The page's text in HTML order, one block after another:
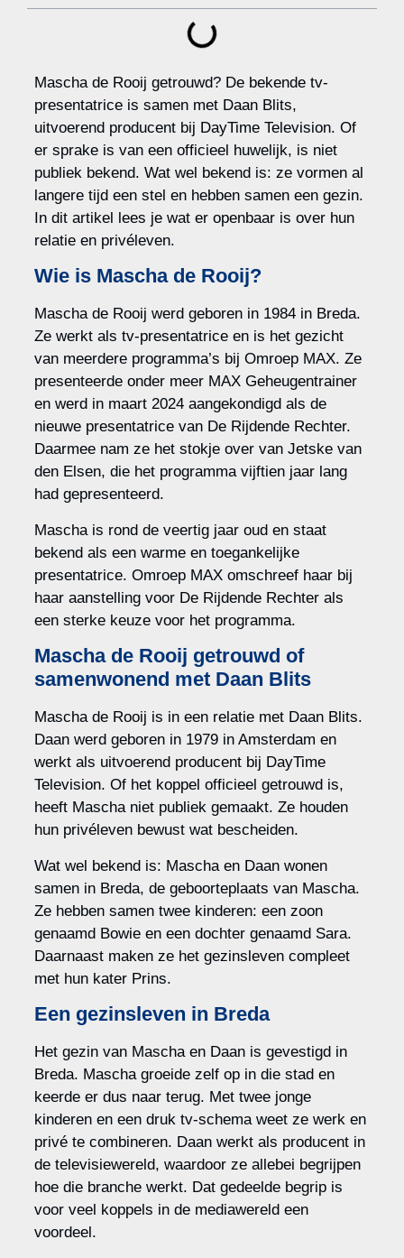
Mascha de Rooij getrouwd? De bekende tv-
presentatrice is samen met Daan Blits,
uitvoerend producent bij DayTime Television. Of
er sprake is van een officieel huwelijk, is niet
publiek bekend. Wat wel bekend is: ze vormen al
langere tijd een stel en hebben samen een gezin.
In dit artikel lees je wat er openbaar is over hun
relatie en privéleven.
Wie is Mascha de Rooij?
Mascha de Rooij werd geboren in 1984 in Breda.
Ze werkt als tv-presentatrice en is het gezicht
van meerdere programma’s bij Omroep MAX. Ze
presenteerde onder meer MAX Geheugentrainer
en werd in maart 2024 aangekondigd als de
nieuwe presentatrice van De Rijdende Rechter.
Daarmee nam ze het stokje over van Jetske van
den Elsen, die het programma vijftien jaar lang
had gepresenteerd.
Mascha is rond de veertig jaar oud en staat
bekend als een warme en toegankelijke
presentatrice. Omroep MAX omschreef haar bij
haar aanstelling voor De Rijdende Rechter als
een sterke keuze voor het programma.
Mascha de Rooij getrouwd of
samenwonend met Daan Blits
Mascha de Rooij is in een relatie met Daan Blits.
Daan werd geboren in 1979 in Amsterdam en
werkt als uitvoerend producent bij DayTime
Television. Of het koppel officieel getrouwd is,
heeft Mascha niet publiek gemaakt. Ze houden
hun privéleven bewust wat bescheiden.
Wat wel bekend is: Mascha en Daan wonen
samen in Breda, de geboorteplaats van Mascha.
Ze hebben samen twee kinderen: een zoon
genaamd Bowie en een dochter genaamd Sara.
Daarnaast maken ze het gezinsleven compleet
met hun kater Prins.
Een gezinsleven in Breda
Het gezin van Mascha en Daan is gevestigd in
Breda. Mascha groeide zelf op in die stad en
keerde er dus naar terug. Met twee jonge
kinderen en een druk tv-schema weet ze werk en
privé te combineren. Daan werkt als producent in
de televisiewereld, waardoor ze allebei begrijpen
hoe die branche werkt. Dat gedeelde begrip is
voor veel koppels in de mediawereld een
voordeel.